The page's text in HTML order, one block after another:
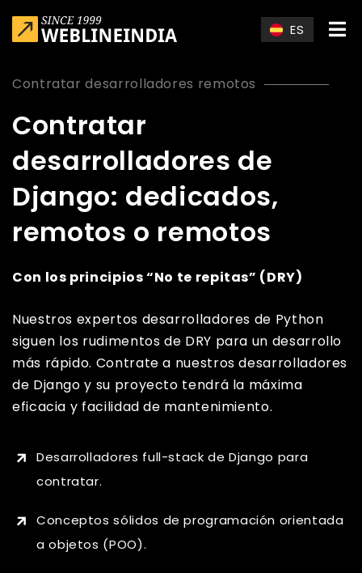
ES
Contratar desarrolladores remotos
Contratar
desarrolladores de
Django: dedicados,
remotos o remotos
Con los principios “No te repitas” (DRY)
Nuestros expertos desarrolladores de Python
siguen los rudimentos de DRY para un desarrollo
más rápido. Contrate a nuestros desarrolladores
de Django y su proyecto tendrá la máxima
eficacia y facilidad de mantenimiento.
Desarrolladores full-stack de Django para
contratar.
Conceptos sólidos de programación orientada
a objetos (POO).